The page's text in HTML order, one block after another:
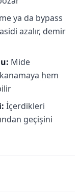
ya da bypass
azalır, demir
Mide
hem
İçerdikleri
geçişini